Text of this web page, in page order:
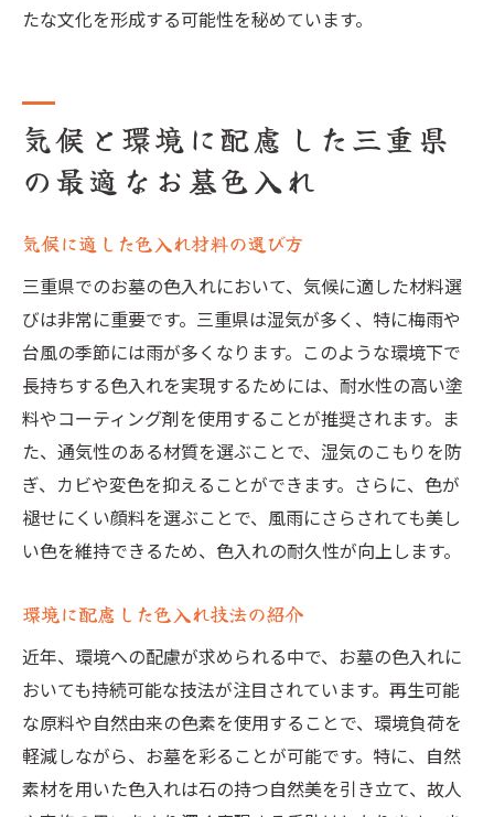
たな文化を形成する可能性を秘めています。
気候と環境に配慮した三重県
の最適なお墓色入れ
気候に適した色入れ材料の選び方
三重県でのお墓の色入れにおいて、気候に適した材料選
びは非常に重要です。三重県は湿気が多く、特に梅雨や
台風の季節には雨が多くなります。このような環境下で
長持ちする色入れを実現するためには、耐水性の高い塗
料やコーティング剤を使用することが推奨されます。ま
た、通気性のある材質を選ぶことで、湿気のこもりを防
ぎ、カビや変色を抑えることができます。さらに、色が
褪せにくい顔料を選ぶことで、風雨にさらされても美し
い色を維持できるため、色入れの耐久性が向上します。
環境に配慮した色入れ技法の紹介
近年、環境への配慮が求められる中で、お墓の色入れに
おいても持続可能な技法が注目されています。再生可能
な原料や自然由来の色素を使用することで、環境負荷を
軽減しながら、お墓を彩ることが可能です。特に、自然
素材を用いた色入れは石の持つ自然美を引き立て、故人